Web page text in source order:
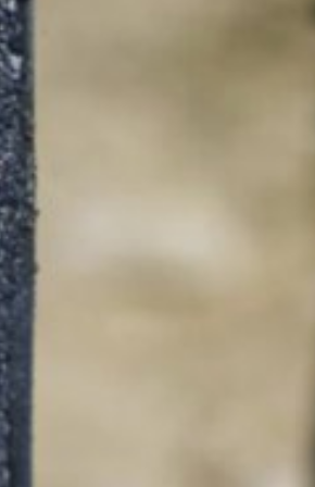
dem folgenden Link verfügbare
indem Sie auf folgenden Link
verhindert:
finden Sie in der Datenschutzerklärung
und setzen die strengen
um.
Betreiber der Seiten ist die YouTube,
Seiten besuchen, wird eine
Seiten Sie besucht haben. Wenn Sie in
Profil zuzuordnen. Dies können Sie
einer ansprechenden Darstellung